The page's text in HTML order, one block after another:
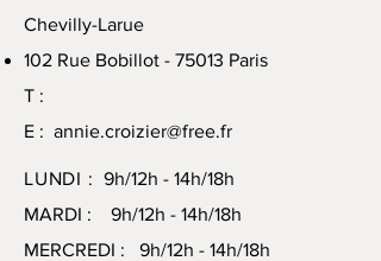
Chevilly-Larue
102 Rue Bobillot - 75013 Paris
T :
E : annie.croizier@free.fr
LUNDI : 9h/12h - 14h/18h
MARDI : 9h/12h - 14h/18h
MERCREDI : 9h/12h - 14h/18h